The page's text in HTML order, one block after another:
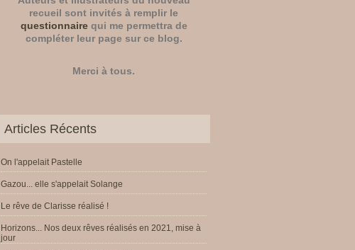
recueil sont invités à remplir le
questionnairequi me permettra de
compléter leur page sur ce blog.
Merci à tous.
Articles Récents
On l'appelait Pastelle
Gazou... elle s'appelait Solange
Le rêve de Clarisse réalisé !
Horizons... Nos deux rêves réalisés en 2021, mise à
jour